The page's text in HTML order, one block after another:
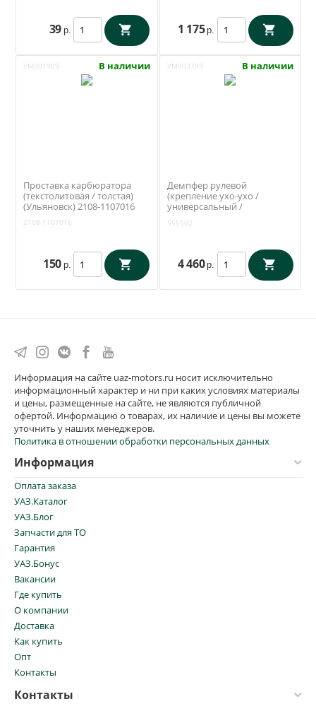
39 р. 1 175 р.
УМ001909 В наличии
Проставка карбюратора
(текстолитовая / толстая)
(Ульяновск) 2108-1107016
2108-1107016
150 р.
УМ003799 В наличии
Демпфер рулевой
(крепление ухо-ухо /
универсальный /
RedBTR (555502)
555502
4 460 р.
Информация на сайте uaz-motors.ru носит исключительно
информационный характер и ни при каких условиях материалы
и цены, размещенные на сайте, не являются публичной
офертой. Информацию о товарах, их наличие и цены вы можете
уточнить у наших менеджеров.
Политика в отношении обработки персональных данных
Информация
Оплата заказа
УАЗ.Каталог
УАЗ.Блог
Запчасти для ТО
Гарантия
УАЗ.Бонус
Вакансии
Где купить
О компании
Доставка
Как купить
Опт
Контакты
Контакты